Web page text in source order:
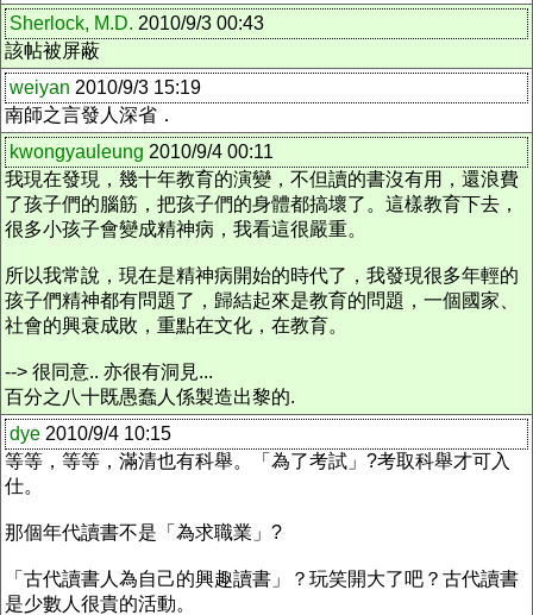
Sherlock, M.D. 2010/9/3 00:43
該帖被屏蔽
weiyan 2010/9/3 15:19
南師之言發人深省．
kwongyauleung 2010/9/4 00:11
我現在發現，幾十年教育的演變，不但讀的書沒有用，還浪費
了孩子們的腦筋，把孩子們的身體都搞壞了。這樣教育下去，
很多小孩子會變成精神病，我看這很嚴重。
所以我常說，現在是精神病開始的時代了，我發現很多年輕的
孩子們精神都有問題了，歸結起來是教育的問題，一個國家、
社會的興衰成敗，重點在文化，在教育。
--> 很同意.. 亦很有洞見...
百分之八十既愚蠢人係製造出黎的.
dye 2010/9/4 10:15
等等，等等，滿清也有科舉。「為了考試」?考取科舉才可入
仕。
那個年代讀書不是「為求職業」?
「古代讀書人為自己的興趣讀書」？玩笑開大了吧？古代讀書
是少數人很貴的活動。